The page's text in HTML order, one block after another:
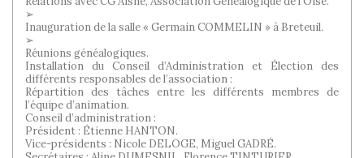
➢
Inauguration de la salle « Germain COMMELIN » à Breteuil.
➢
Réunions généalogiques.
Installation du Conseil d’Administration et Élection des
différents responsables de l’association :
Répartition des tâches entre les différents membres de
l’équipe d’animation.
Conseil d’administration :
Président : Étienne HANTON.
Vice-présidents : Nicole DELOGE, Miguel GADRÉ.